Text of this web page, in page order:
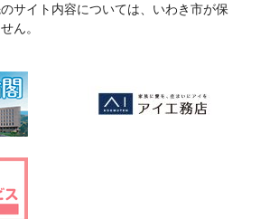
サイト内容については、いわき市が保
ん。